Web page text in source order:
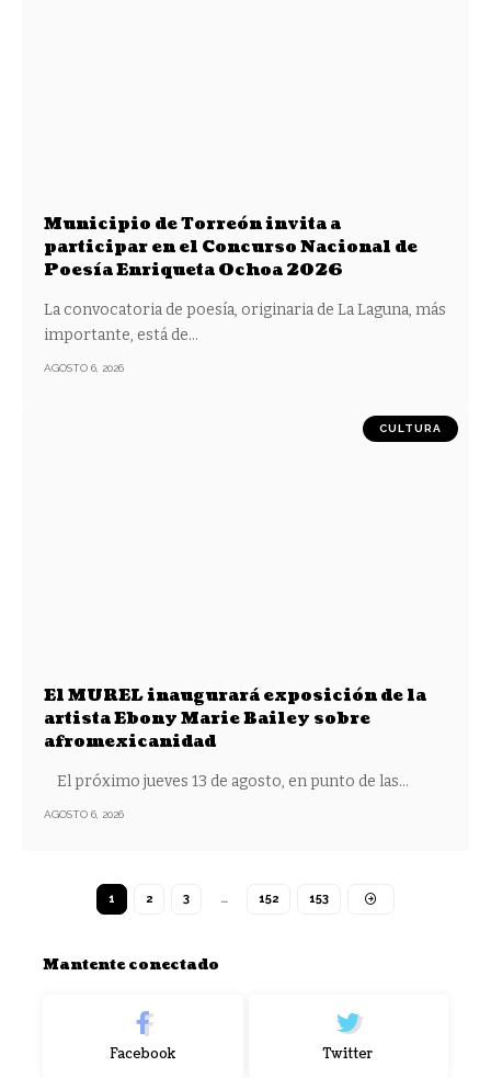
Municipio de Torreón invita a
participar en el Concurso Nacional de
Poesía Enriqueta Ochoa 2026
La convocatoria de poesía, originaria de La Laguna, más
importante, está de…
AGOSTO 6, 2026
CULTURA
El MUREL inaugurará exposición de la
artista Ebony Marie Bailey sobre
afromexicanidad
El próximo jueves 13 de agosto, en punto de las…
AGOSTO 6, 2026
1 2 3 … 152 153
Mantente conectado
Facebook Twitter